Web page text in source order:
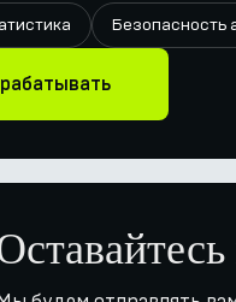
Безопасность